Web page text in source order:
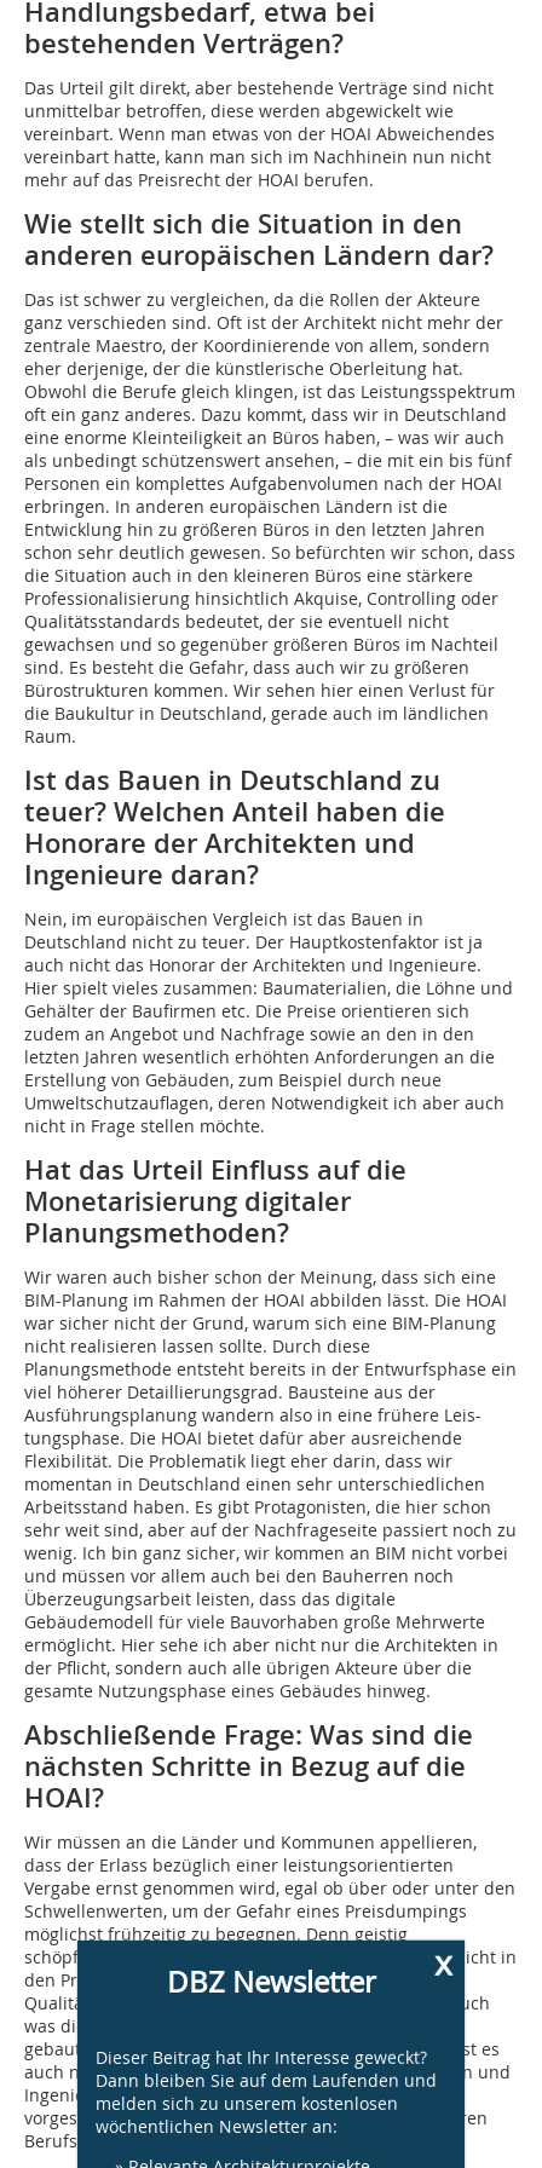
Handlungsbedarf, etwa bei
bestehenden Verträgen?
Das Urteil gilt direkt, aber bestehende Verträge sind nicht
unmittelbar betroffen, diese werden abgewickelt wie
vereinbart. Wenn man etwas von der HOAI Abweichendes
vereinbart hatte, kann man sich im Nachhinein nun nicht
mehr auf das Preisrecht der HOAI berufen.
Wie stellt sich die Situation in den
anderen europäischen Ländern dar?
Das ist schwer zu vergleichen, da die Rollen der Akteure
ganz verschieden sind. Oft ist der Architekt nicht mehr der
zentrale Maestro, der Koordinierende von allem, sondern
eher derjenige, der die künstlerische Oberleitung hat.
Obwohl die Berufe gleich klingen, ist das Leistungsspektrum
oft ein ganz anderes. Dazu kommt, dass wir in Deutschland
eine enorme Kleinteiligkeit an Büros haben, – was wir auch
als unbedingt schützenswert ansehen, – die mit ein bis fünf
Personen ein komplettes Aufgabenvolumen nach der HOAI
erbringen. In anderen europäischen Ländern ist die
Entwicklung hin zu größeren Büros in den letzten Jahren
schon sehr deutlich gewesen. So befürchten wir schon, dass
die Situation auch in den kleineren Büros eine stärkere
Professionalisierung hinsichtlich Akquise, Controlling oder
Qualitätsstandards bedeutet, der sie eventuell nicht
gewachsen und so gegenüber größeren Büros im Nachteil
sind. Es besteht die Gefahr, dass auch wir zu größeren
Bürostrukturen kommen. Wir sehen hier einen Verlust für
die Baukultur in Deutschland, gerade auch im ländlichen
Raum.
Ist das Bauen in Deutschland zu
teuer? Welchen Anteil haben die
Honorare der Architekten und
Ingenieure daran?
Nein, im europäischen Vergleich ist das Bauen in
Deutschland nicht zu teuer. Der Hauptkostenfaktor ist ja
auch nicht das Honorar der Architekten und Ingenieure.
Hier spielt vieles zusammen: Baumaterialien, die Löhne und
Gehälter der Baufirmen etc. Die Preise orientieren sich
zudem an Angebot und Nachfrage sowie an den in den
letzten Jahren wesentlich erhöhten Anforderungen an die
Erstellung von Gebäuden, zum Beispiel durch neue
Umweltschutzauflagen, deren Notwendigkeit ich aber auch
nicht in Frage stellen möchte.
Hat das Urteil Einfluss auf die
Monetarisierung digitaler
Planungsmethoden?
Wir waren auch bisher schon der Meinung, dass sich eine
BIM-Planung im Rahmen der HOAI abbilden lässt. Die HOAI
war sicher nicht der Grund, warum sich eine BIM-Planung
nicht realisieren lassen sollte. Durch diese
Planungsmethode entsteht bereits in der Entwurfsphase ein
viel höherer Detaillierungsgrad. Bausteine aus der
Ausführungsplanung wandern also in eine frühere Leis-
tungsphase. Die HOAI bietet dafür aber ausreichende
Flexibilität. Die Problematik liegt eher darin, dass wir
momentan in Deutschland einen sehr unterschiedlichen
Arbeitsstand haben. Es gibt Protagonisten, die hier schon
sehr weit sind, aber auf der Nachfrageseite passiert noch zu
wenig. Ich bin ganz sicher, wir kommen an BIM nicht vorbei
und müssen vor allem auch bei den Bauherren noch
Überzeugungsarbeit leisten, dass das digitale
Gebäudemodell für viele Bauvorhaben große Mehrwerte
ermöglicht. Hier sehe ich aber nicht nur die Architekten in
der Pflicht, sondern auch alle übrigen Akteure über die
gesamte Nutzungsphase eines Gebäudes hinweg.
Abschließende Frage: Was sind die
nächsten Schritte in Bezug auf die
HOAI?
Wir müssen an die Länder und Kommunen appellieren,
dass der Erlass bezüglich einer leistungsorientierten
Vergabe ernst genommen wird, egal ob über oder unter den
Schwellenwerten, um der Gefahr eines Preisdumpings
möglichst frühzeitig zu begegnen. Denn geistig
schöpferische Leistungen von Freiberuflern gehören nicht in
den Preiswettkampf. Daraus resultierende
Qualitätseinbußen, nicht nur gestalterisch, sondern auch
was die Ingenieurleistungen betrifft, sind für unsere
gebaute Umwelt nicht akzeptabel. In diesem Kontext ist es
auch nochmal wichtig zu betonen, dass die Architekten und
Ingenieure darauf achten sollten, dass die nach HOAI
vorgesehenen Leistungen auch tatsächlich nur von ihren
Berufsgruppen erbracht werden dürfen.
x
DBZ Newsletter
Dieser Beitrag hat Ihr Interesse geweckt?
Dann bleiben Sie auf dem Laufenden und
melden sich zu unserem kostenlosen
wöchentlichen Newsletter an: